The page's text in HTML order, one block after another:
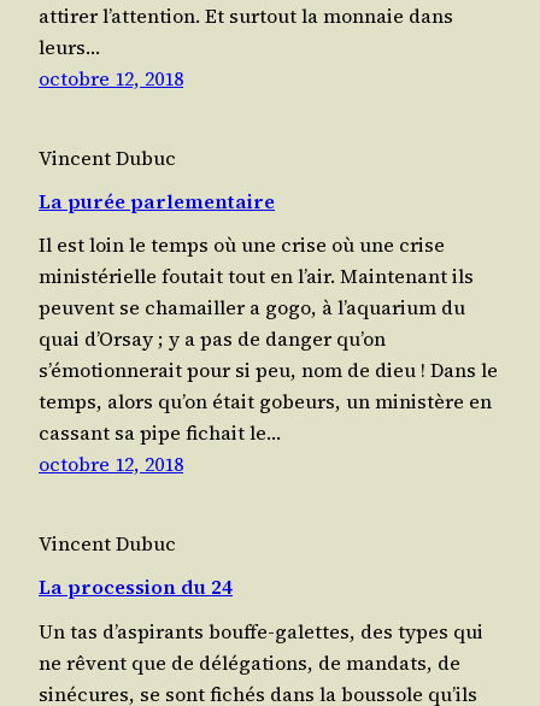
atti­rer l’attention. Et sur­tout la mon­naie dans
leurs…
octobre 12, 2018
Vincent Dubuc
La purée parlementaire
Il est loin le temps où une crise où une crise
minis­té­rielle fou­tait tout en l’air. Main­te­nant ils
peuvent se cha­mailler a gogo, à l’aquarium du
quai d’Orsay ; y a pas de dan­ger qu’on
s’émotionnerait pour si peu, nom de dieu ! Dans le
temps, alors qu’on était gobeurs, un minis­tère en
cas­sant sa pipe fichait le…
octobre 12, 2018
Vincent Dubuc
La procession du 24
Un tas d’aspirants bouffe-galettes, des types qui
ne rêvent que de délé­ga­tions, de man­dats, de
siné­cures, se sont fichés dans la bous­sole qu’ils